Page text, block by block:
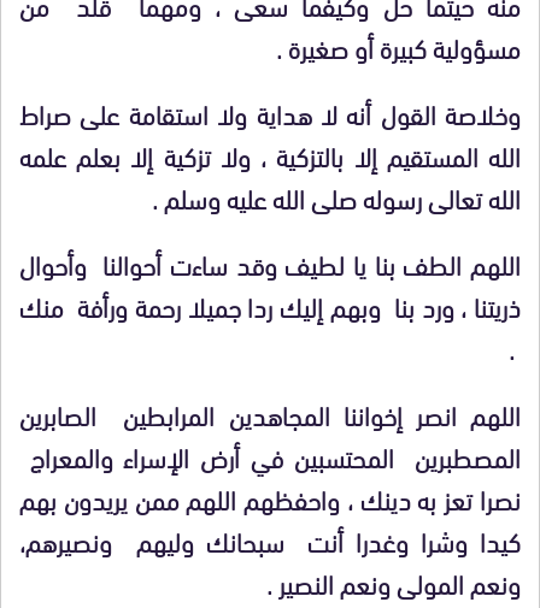
مسؤولية كبيرة أو صغيرة .
وخلاصة القول أنه لا هداية ولا استقامة على صراط
الله المستقيم إلا بالتزكية ، ولا تزكية إلا بعلم علمه
الله تعالى رسوله صلى الله عليه وسلم .
اللهم الطف بنا يا لطيف وقد ساءت أحوالنا وأحوال
ذريتنا ، ورد بنا وبهم إليك ردا جميلا رحمة ورأفة منك
.
اللهم انصر إخواننا المجاهدين المرابطين الصابرين
المصطبرين المحتسبين في أرض الإسراء والمعراج
نصرا تعز به دينك ، واحفظهم اللهم ممن يريدون بهم
كيدا وشرا وغدرا أنت سبحانك وليهم ونصيرهم،
ونعم المولى ونعم النصير .